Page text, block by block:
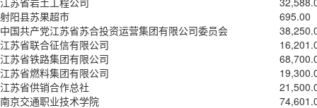
射阳县苏果超市
695.00
中国共产党江苏省苏合投资运营集团有限公司委员会
江苏省联合征信有限公司
江苏省铁路集团有限公司
江苏省燃料集团有限公司
江苏省供销合作总社
南京交通职业技术学院